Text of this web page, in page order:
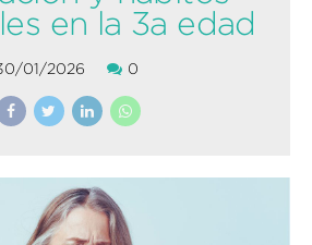
01/2026 0
en la 3a edad